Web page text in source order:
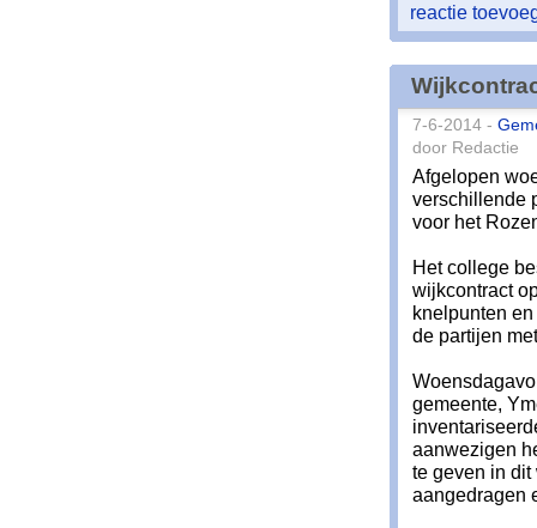
reactie
7-6-2014 -
door Redactie
Afgelopen
verschillende
voor het
Het college
wijkcontract
knelpunten
de partijen
gemeente,
aanwezigen
te geven in
aangedragen